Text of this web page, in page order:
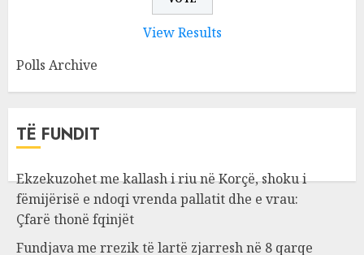
View Results
Polls Archive
TË FUNDIT
Ekzekuzohet me kallash i riu në Korçë, shoku i
fëmijërisë e ndoqi vrenda pallatit dhe e vrau:
Çfarë thonë fqinjët
Fundjava me rrezik të lartë zjarresh në 8 qarqe